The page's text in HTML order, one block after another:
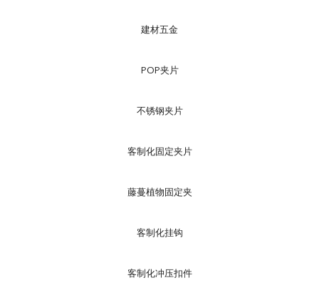
建材五金
POP夹片
不锈钢夹片
客制化固定夹片
藤蔓植物固定夹
客制化挂钩
客制化冲压扣件